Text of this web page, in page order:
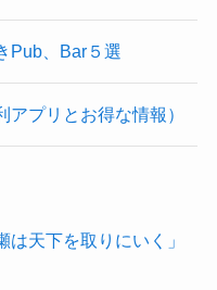
Pub、Bar５選
プリとお得な情報）
天下を取りにいく」